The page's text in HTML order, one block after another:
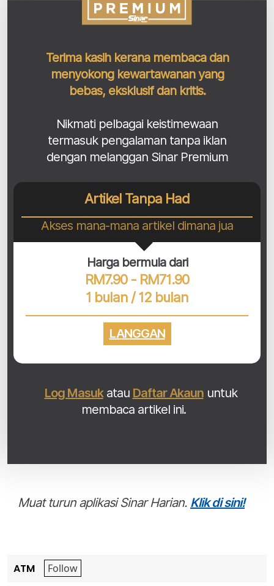
Terima kasih kerana membaca dan
menyokong kewartawanan yang
bebas, eksklusif dan kritis.
Nikmati pelbagai keistimewaan
termasuk pengalaman tanpa iklan
dengan melanggan Sinar Premium
Artikel Tanpa Had
Akses mana-mana artikel dimana jua
Harga bermula dari
RM7.90 - RM71.90
1 bulan / 12 bulan
LANGGAN
Log Masukatau Daftar Akaununtuk
membaca artikel ini.
Muat turun aplikasi Sinar Harian. Klik di sini!
ATM